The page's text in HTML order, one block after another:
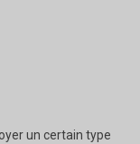
un certain type